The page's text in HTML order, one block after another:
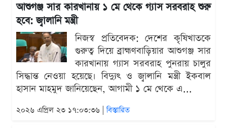
আশুগঞ্জ সার কারখানায় ১ মে থেকে গ্যাস সরবরাহ শুরু
হবে: জ্বালানি মন্ত্রী
নিজস্ব প্রতিবেদক: দেশের কৃষিখাতকে
গুরুত্ব দিয়ে ব্রাহ্মণবাড়িয়ার আশুগঞ্জ সার
কারখানায় গ্যাস সরবরাহ পুনরায় চালুর
সিদ্ধান্ত নেওয়া হয়েছে। বিদ্যুৎ ও জ্বালানি মন্ত্রী ইকবাল
হাসান মাহমুদ জানিয়েছেন, আগামী ১ মে থেকে এ...
২০২৬ এপ্রিল ২৩ ১৭:০৩:৩৬ |বিস্তারিত